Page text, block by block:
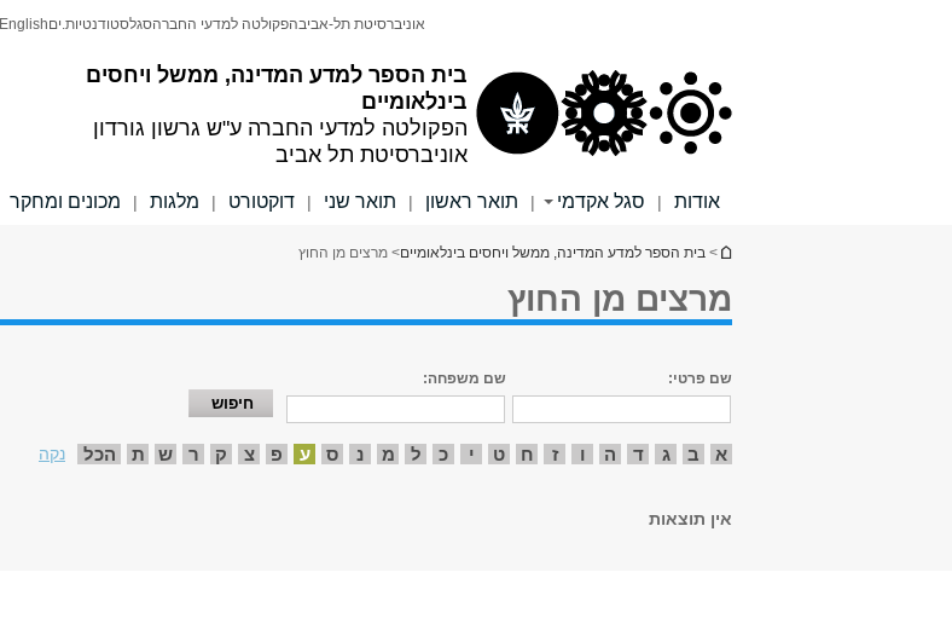
בית הספר למדע המדינה, ממשל ויחסים
בינלאומיים
הפקולטה למדעי החברה ע"ש גרשון גורדון
אוניברסיטת תל אביב
אוניברסיטת תל-אביבהפקולטה למדעי החברהסגלסטודנטיות.יםEnglish
אודות | סגל אקדמי | תואר ראשון | תואר שני | דוקטורט | מלגות | מכונים ומחקר
הינך נמצא כאן
> בית הספר למדע המדינה, ממשל ויחסים בינלאומיים> מרצים מן החוץ
מרצים מן החוץ
שם פרטי: שם משפחה:
א ב ג ד ה ו ז ח ט י כ ל מ נ ס ע פ צ ק ר ש ת הכל נקה
אין תוצאות